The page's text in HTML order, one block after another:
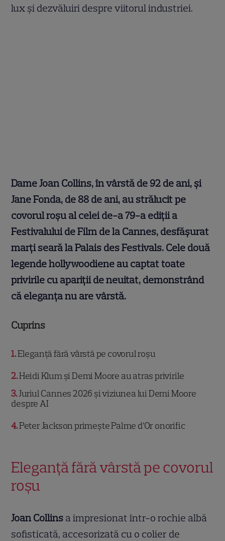
lux și dezvăluiri despre viitorul industriei.
Dame Joan Collins, în vârstă de 92 de ani, și
Jane Fonda, de 88 de ani, au strălucit pe
covorul roșu al celei de-a 79-a ediții a
Festivalului de Film de la Cannes, desfășurat
marți seară la Palais des Festivals. Cele două
legende hollywoodiene au captat toate
privirile cu apariții de neuitat, demonstrând
că eleganța nu are vârstă.
Cuprins
1 Eleganță fără vârstă pe covorul roșu
2 Heidi Klum și Demi Moore au atras privirile
3 Juriul Cannes 2026 și viziunea lui Demi Moore
despre AI
4 Peter Jackson primește Palme d’Or onorific
Eleganță fără vârstă pe covorul
roșu
Joan Collins a impresionat într-o rochie albă
sofisticată, accesorizată cu o colier de